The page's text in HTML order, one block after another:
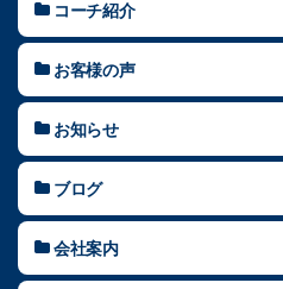
コーチ紹介
お客様の声
お知らせ
ブログ
会社案内